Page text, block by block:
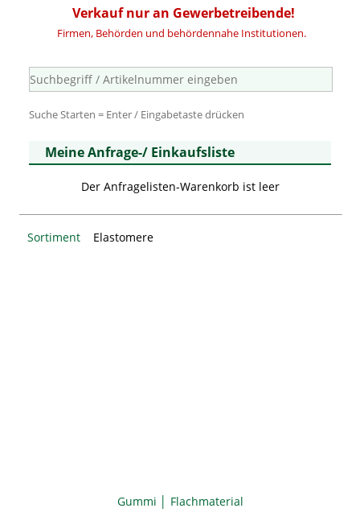
Verkauf nur an Gewerbetreibende!
Firmen, Behörden und behördennahe Institutionen.
Suche Starten = Enter / Eingabetaste drücken
Meine Anfrage-/ Einkaufsliste
Der Anfragelisten-Warenkorb ist leer
Sortiment Elastomere
Gummi │ Flachmaterial